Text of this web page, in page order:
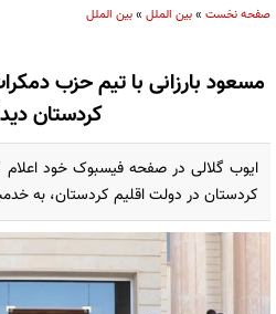
صفحه نخست »بین الملل »بین الملل
مسعود بارزانی با تیم حزب
کردستان
ایوب گلالی در صفحه فیسبوک خود
کردستان در دولت اقلیم کردستان، به